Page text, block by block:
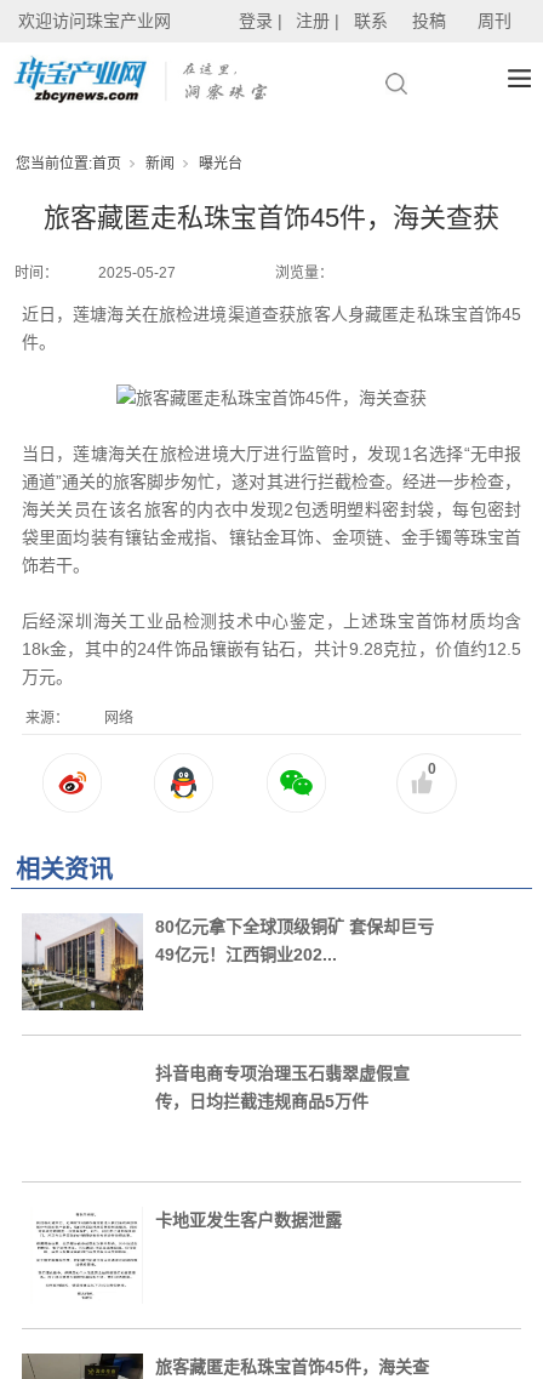
欢迎访问珠宝产业网 登录 | 注册 | 联系 投稿 周刊
您当前位置:首页 新闻 曝光台
旅客藏匿走私珠宝首饰45件，海关查获
时间： 2025-05-27 浏览量：
近日，莲塘海关在旅检进境渠道查获旅客人身藏匿走私珠宝首饰45
件。
当日，莲塘海关在旅检进境大厅进行监管时，发现1名选择“无申报
通道”通关的旅客脚步匆忙，遂对其进行拦截检查。经进一步检查，
海关关员在该名旅客的内衣中发现2包透明塑料密封袋，每包密封
袋里面均装有镶钻金戒指、镶钻金耳饰、金项链、金手镯等珠宝首
饰若干。
后经深圳海关工业品检测技术中心鉴定，上述珠宝首饰材质均含
18k金，其中的24件饰品镶嵌有钻石，共计9.28克拉，价值约12.5
万元。
来源： 网络
0
相关资讯
80亿元拿下全球顶级铜矿 套保却巨亏
49亿元！江西铜业202...
抖音电商专项治理玉石翡翠虚假宣
传，日均拦截违规商品5万件
卡地亚发生客户数据泄露
旅客藏匿走私珠宝首饰45件，海关查